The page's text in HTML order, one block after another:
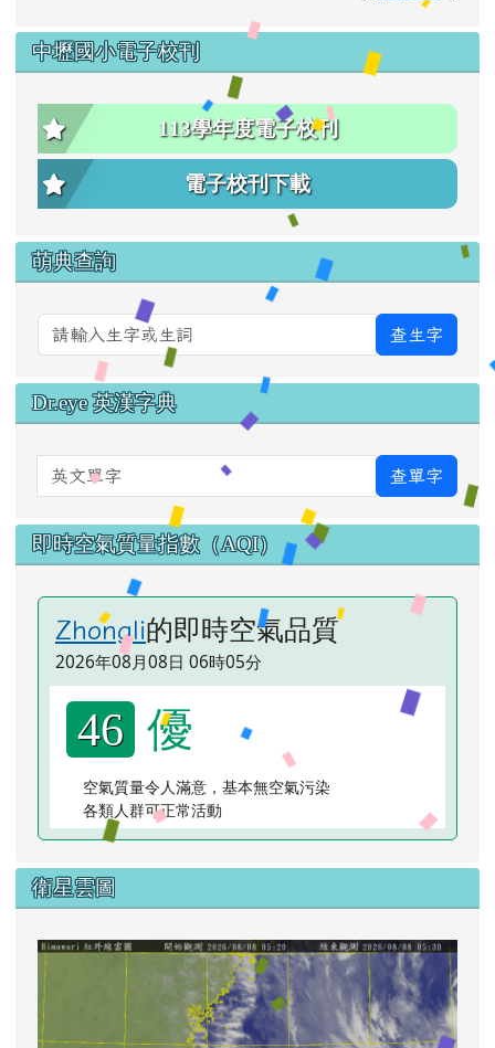
中壢國小電子校刊
113學年度電子校刊
電子校刊下載
萌典查詢
查生字
Dr.eye 英漢字典
英文單字 查單字
即時空氣質量指數（AQI）
Zhongli的即時空氣品質
2026年08月08日 06時05分
46 優
空氣質量令人滿意，基本無空氣污染
各類人群可正常活動
衛星雲圖
link